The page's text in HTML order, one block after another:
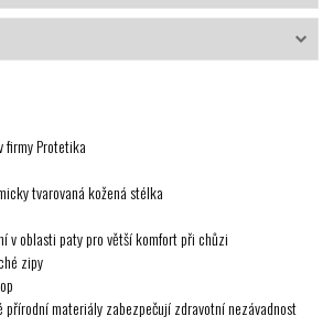
firmy Protetika
tvarovaná kožená stélka
v oblasti paty pro větší komfort při chůzi
zipy
přírodní materiály zabezpečují zdravotní nezávadnost